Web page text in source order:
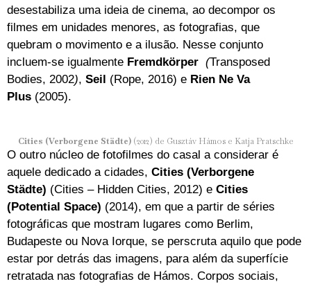
desestabiliza uma ideia de cinema, ao decompor os
filmes em unidades menores, as fotografias, que
quebram o movimento e a ilusão. Nesse conjunto
incluem-se igualmente Fremdkörper (Transposed
Bodies, 2002), Seil (Rope, 2016) e Rien Ne Va
Plus (2005).
Cities (Verborgene Städte)(2012) de Gusztáv Hámos e Katja Pratschke
O outro núcleo de fotofilmes do casal a considerar é
aquele dedicado a cidades, Cities (Verborgene
Städte) (Cities – Hidden Cities, 2012) e Cities
(Potential Space) (2014), em que a partir de séries
fotográficas que mostram lugares como Berlim,
Budapeste ou Nova Iorque, se perscruta aquilo que pode
estar por detrás das imagens, para além da superfície
retratada nas fotografias de Hámos. Corpos sociais,